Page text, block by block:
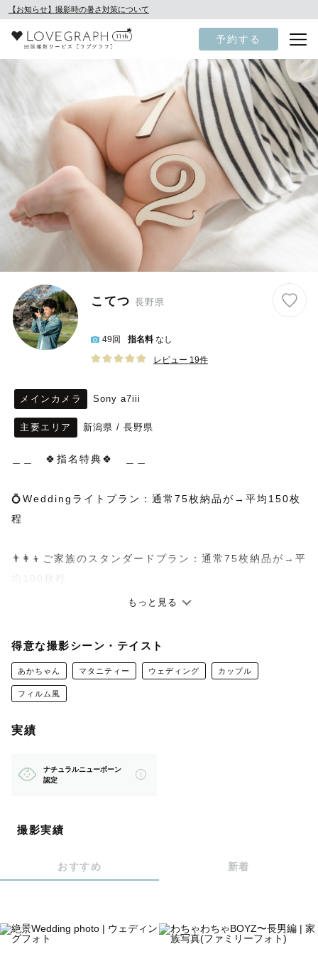
【お知らせ】撮影時の暑さ対策について
予約する
こてつ 長野県
49回 指名料 なし
レビュー 19件
メインカメラ Sony a7iii
主要エリア 新潟県 / 長野県
＿＿　🍀指名特典🍀　＿＿
💍Weddingライトプラン：通常75枚納品が→平均150枚
程
👨‍👩‍👦ご家族のスタンダードプラン：通常75枚納品が→平
【自己紹介】
はじめまして！千曲市在住のパパフォトグラファーのこて
多くのカメラマンの中から見つけて頂きありがとうござい
※Available in English
まれてから「おうち写真」や「日常写真」も得意です😌
【撮影に込めている想い】
ります。
もっと見る
得意な撮影シーン・テイスト
あかちゃん マタニティー ウェディング カップル
フィルム風
実績
ナチュラルニューボーン
認定
撮影実績
おすすめ 新着